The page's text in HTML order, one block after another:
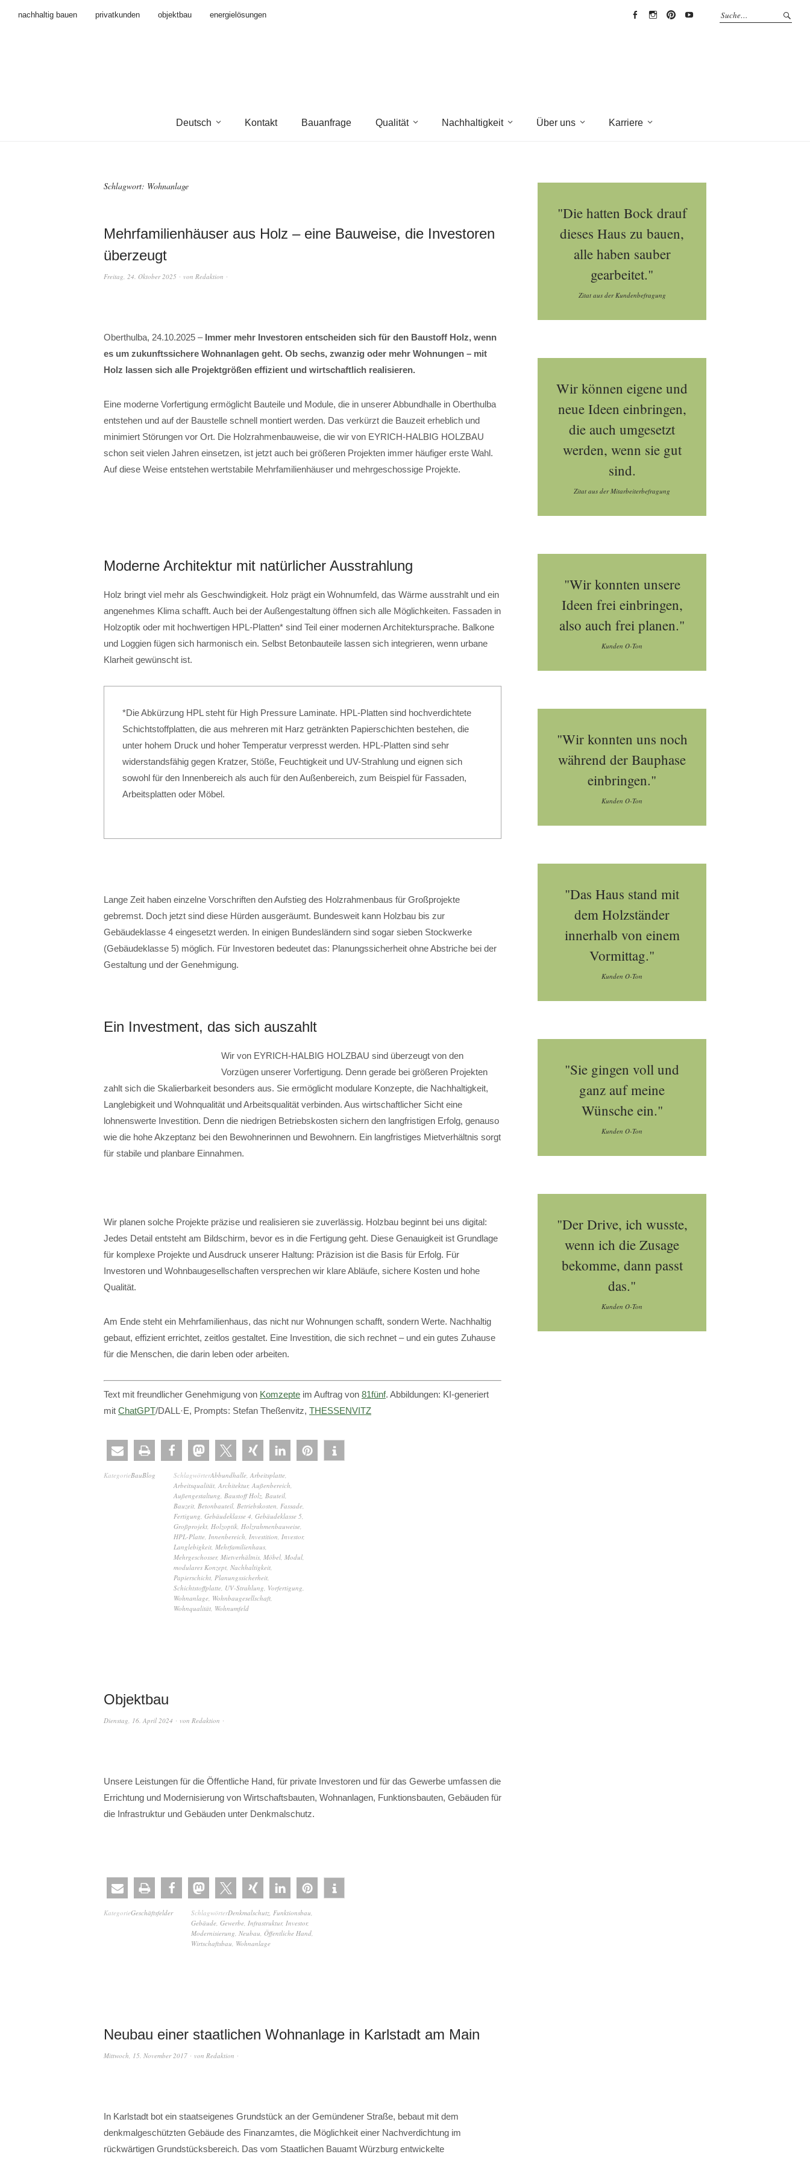
nachhaltig bauen privatkunden objektbau
energielösungen
Deutsch Kontakt Bauanfrage Qualität Nachhaltigkeit Über uns Karriere
Schlagwort: Wohnanlage
Mehrfamilienhäuser aus Holz – eine Bauweise, die Investoren
überzeugt
Freitag, 24. Oktober 2025 von Redaktion
Oberthulba, 24.10.2025 – Immer mehr Investoren entscheiden sich für den Baustoff Holz, wenn
es um zukunftssichere Wohnanlagen geht. Ob sechs, zwanzig oder mehr Wohnungen – mit
Holz lassen sich alle Projektgrößen effizient und wirtschaftlich realisieren.
Eine moderne Vorfertigung ermöglicht Bauteile und Module, die in unserer Abbundhalle in Oberthulba
entstehen und auf der Baustelle schnell montiert werden. Das verkürzt die Bauzeit erheblich und
minimiert Störungen vor Ort. Die Holzrahmenbauweise, die wir von EYRICH-HALBIG HOLZBAU
schon seit vielen Jahren einsetzen, ist jetzt auch bei größeren Projekten immer häufiger erste Wahl.
Auf diese Weise entstehen wertstabile Mehrfamilienhäuser und mehrgeschossige Projekte.
Moderne Architektur mit natürlicher Ausstrahlung
Holz bringt viel mehr als Geschwindigkeit. Holz prägt ein Wohnumfeld, das Wärme ausstrahlt und ein
angenehmes Klima schafft. Auch bei der Außengestaltung öffnen sich alle Möglichkeiten. Fassaden in
Holzoptik oder mit hochwertigen HPL-Platten* sind Teil einer modernen Architektursprache. Balkone
und Loggien fügen sich harmonisch ein. Selbst Betonbauteile lassen sich integrieren, wenn urbane
Klarheit gewünscht ist.
*Die Abkürzung HPL steht für High Pressure Laminate. HPL-Platten sind hochverdichtete
Schichtstoffplatten, die aus mehreren mit Harz getränkten Papierschichten bestehen, die
unter hohem Druck und hoher Temperatur verpresst werden. HPL-Platten sind sehr
widerstandsfähig gegen Kratzer, Stöße, Feuchtigkeit und UV-Strahlung und eignen sich
sowohl für den Innenbereich als auch für den Außenbereich, zum Beispiel für Fassaden,
Arbeitsplatten oder Möbel.
Lange Zeit haben einzelne Vorschriften den Aufstieg des Holzrahmenbaus für Großprojekte
gebremst. Doch jetzt sind diese Hürden ausgeräumt. Bundesweit kann Holzbau bis zur
Gebäudeklasse 4 eingesetzt werden. In einigen Bundesländern sind sogar sieben Stockwerke
(Gebäudeklasse 5) möglich. Für Investoren bedeutet das: Planungssicherheit ohne Abstriche bei der
Gestaltung und der Genehmigung.
Ein Investment, das sich auszahlt
Wir von EYRICH-HALBIG HOLZBAU sind überzeugt von den
Vorzügen unserer Vorfertigung. Denn gerade bei größeren Projekten
zahlt sich die Skalierbarkeit besonders aus. Sie ermöglicht modulare Konzepte, die Nachhaltigkeit,
Langlebigkeit und Wohnqualität und Arbeitsqualität verbinden. Aus wirtschaftlicher Sicht eine
lohnenswerte Investition. Denn die niedrigen Betriebskosten sichern den langfristigen Erfolg, genauso
wie die hohe Akzeptanz bei den Bewohnerinnen und Bewohnern. Ein langfristiges Mietverhältnis sorgt
für stabile und planbare Einnahmen.
Wir planen solche Projekte präzise und realisieren sie zuverlässig. Holzbau beginnt bei uns digital:
Jedes Detail entsteht am Bildschirm, bevor es in die Fertigung geht. Diese Genauigkeit ist Grundlage
für komplexe Projekte und Ausdruck unserer Haltung: Präzision ist die Basis für Erfolg. Für
Investoren und Wohnbaugesellschaften versprechen wir klare Abläufe, sichere Kosten und hohe
Qualität.
Am Ende steht ein Mehrfamilienhaus, das nicht nur Wohnungen schafft, sondern Werte. Nachhaltig
gebaut, effizient errichtet, zeitlos gestaltet. Eine Investition, die sich rechnet – und ein gutes Zuhause
für die Menschen, die darin leben oder arbeiten.
Text mit freundlicher Genehmigung von Komzepte im Auftrag von 81fünf. Abbildungen: KI-generiert
mit ChatGPT/DALL·E, Prompts: Stefan Theßenvitz, THESSENVITZ
KategorieBauBlog SchlagwörterAbbundhalle Arbeitsplatte
Arbeitsqualität Architektur, Außenbereich
Außengestaltung Baustoff Holz Bauteil
Bauzeit Betonbauteil Betriebskosten Fassade
Fertigung Gebäudeklasse 4 Gebäudeklasse 5
Großprojekt Holzoptik Holzrahmenbauweise
HPL-Platte Innenbereich Investition Investor,
Langlebigkeit Mehrfamilienhaus
Mehrgeschosser, Mietverhältnis Möbel Modul
modulares Konzept Nachhaltigkeit
Papierschicht Planungssicherheit
Schichtstoffplatte UV-Strahlung Vorfertigung
Wohnanlage Wohnbaugesellschaft
Wohnqualität Wohnumfeld
Objektbau
Dienstag, 16. April 2024 von Redaktion
Unsere Leistungen für die Öffentliche Hand, für private Investoren und für das Gewerbe umfassen die
Errichtung und Modernisierung von Wirtschaftsbauten, Wohnanlagen, Funktionsbauten, Gebäuden für
die Infrastruktur und Gebäuden unter Denkmalschutz.
KategorieGeschäftsfelder SchlagwörterDenkmalschutz Funktionsbau
Gebäude Gewerbe Infrastruktur, Investor,
Modernisierung Neubau Öffentliche Hand
Wirtschaftsbau Wohnanlage
Neubau einer staatlichen Wohnanlage in Karlstadt am Main
Mittwoch, 15. November 2017 von Redaktion
In Karlstadt bot ein staatseigenes Grundstück an der Gemündener Straße, bebaut mit dem
denkmalgeschützten Gebäude des Finanzamtes, die Möglichkeit einer Nachverdichtung im
rückwärtigen Grundstücksbereich. Das vom Staatlichen Bauamt Würzburg entwickelte
"Die hatten Bock drauf
dieses Haus zu bauen,
alle haben sauber
gearbeitet."
Zitat aus der Kundenbefragung
Wir können eigene und
neue Ideen einbringen,
die auch umgesetzt
werden, wenn sie gut
sind.
Zitat aus der Mitarbeiterbefragung
"Wir konnten unsere
Ideen frei einbringen,
also auch frei planen."
Kunden O-Ton
"Wir konnten uns noch
während der Bauphase
einbringen."
Kunden O-Ton
"Das Haus stand mit
dem Holzständer
innerhalb von einem
Vormittag."
Kunden O-Ton
"Sie gingen voll und
ganz auf meine
Wünsche ein."
Kunden O-Ton
"Der Drive, ich wusste,
wenn ich die Zusage
bekomme, dann passt
das."
Kunden O-Ton